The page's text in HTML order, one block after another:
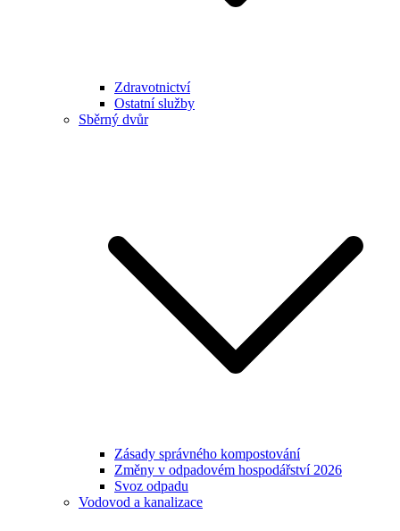
Zdravotnictví
Ostatní služby
Sběrný dvůr
Zásady správného kompostování
Změny v odpadovém hospodářství 2026
Svoz odpadu
Vodovod a kanalizace